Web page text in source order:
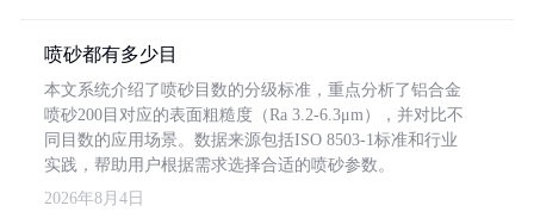
喷砂都有多少目
本文系统介绍了喷砂目数的分级标准，重点分析了铝合金
喷砂200目对应的表面粗糙度（Ra 3.2-6.3μm），并对比不
同目数的应用场景。数据来源包括ISO 8503-1标准和行业
实践，帮助用户根据需求选择合适的喷砂参数。
2026年8月4日